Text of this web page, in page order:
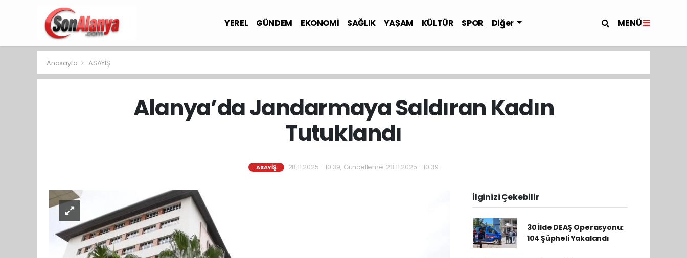
YEREL GÜNDEM EKONOMİ SAĞLIK YAŞAM KÜLTÜR SPOR Diğer MENÜ
Anasayfa ASAYİŞ
Alanya’da Jandarmaya Saldıran Kadın
Tutuklandı
ASAYİŞ 28.11.2025 - 10:39, Güncelleme: 28.11.2025 - 10:39
İlginizi Çekebilir
30 İlde DEAŞ Operasyonu:
104 Şüpheli Yakalandı